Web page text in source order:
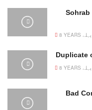
Sohrab
8 YEARS پہلے
Duplicate
8 YEARS پہلے
Bad